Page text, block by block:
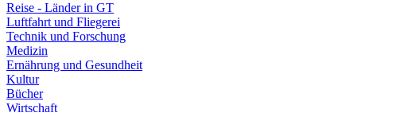
Reise - Länder in GT
Luftfahrt und Fliegerei
Technik und Forschung
Medizin
Ernährung und Gesundheit
Kultur
Bücher
Wirtschaft